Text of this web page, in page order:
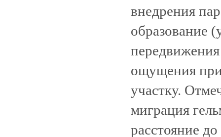
внедрения
образование
ощущения
участку.
миграция
расстояние